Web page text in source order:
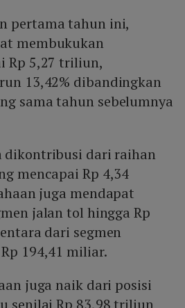
pertama tahun ini,
membukukan
Rp 5,27 triliun,
13,42% dibandingkan
sama tahun sebelumnya
dikontribusi dari raihan
mencapai Rp 4,34
juga mendapat
jalan tol hingga Rp
dari segmen
194,41 miliar.
juga naik dari posisi
senilai Rp 83,98 triliun